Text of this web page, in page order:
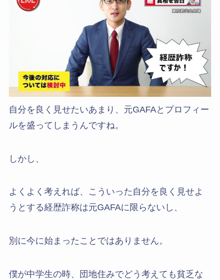
自分を良く見せたいあまり、元GAFAとプロフィー
ルを盛ってしまうんですね。
しかし、
よくよく考えれば、こういった自分を良く見せよ
うとする経歴詐称は元GAFAに限らないし、
別に今に始まったことではありません。
僕が中学生の時、団地住みでどう考えても貧乏な